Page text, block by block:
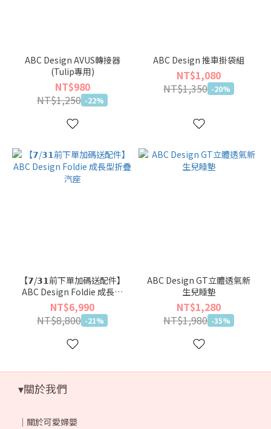
ABC Design AVUS轉接器
(Tulip專用)
NT$980
NT$1,250 -22%
ABC Design 推車掛袋組
NT$1,080
NT$1,350 -20%
【𝟳/𝟯𝟭前下單加碼送配件】
ABC Design Foldie 成長型
折疊汽座
NT$6,990
NT$8,800 -21%
ABC Design GT立體透氣新
生兒睡墊
NT$1,280
NT$1,980 -35%
▾關於我們
｜ 關於可愛婦嬰